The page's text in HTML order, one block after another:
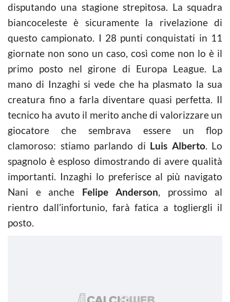
disputando una stagione strepitosa. La squadra
biancoceleste è sicuramente la rivelazione di
questo campionato. I 28 punti conquistati in 11
giornate non sono un caso, così come non lo è il
primo posto nel girone di Europa League. La
mano di Inzaghi si vede che ha plasmato la sua
creatura fino a farla diventare quasi perfetta. Il
tecnico ha avuto il merito anche di valorizzare un
giocatore che sembrava essere un flop
clamoroso: stiamo parlando di Luis Alberto. Lo
spagnolo è esploso dimostrando di avere qualità
importanti. Inzaghi lo preferisce al più navigato
Nani e anche Felipe Anderson, prossimo al
rientro dall’infortunio, farà fatica a togliergli il
posto.